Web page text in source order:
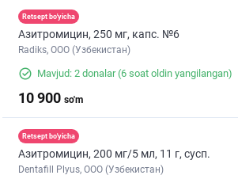
Retsept bo'yicha
Азитромицин, 250 мг, капс. №6
Radiks, ООО (Узбекистан)
Mavjud: 2 donalar(6 soat oldin yangilangan)
10 900 so'm
Retsept bo'yicha
Азитромицин, 200 мг/5 мл, 11 г, сусп.
Dentafill Plyus, ООО (Узбекистан)